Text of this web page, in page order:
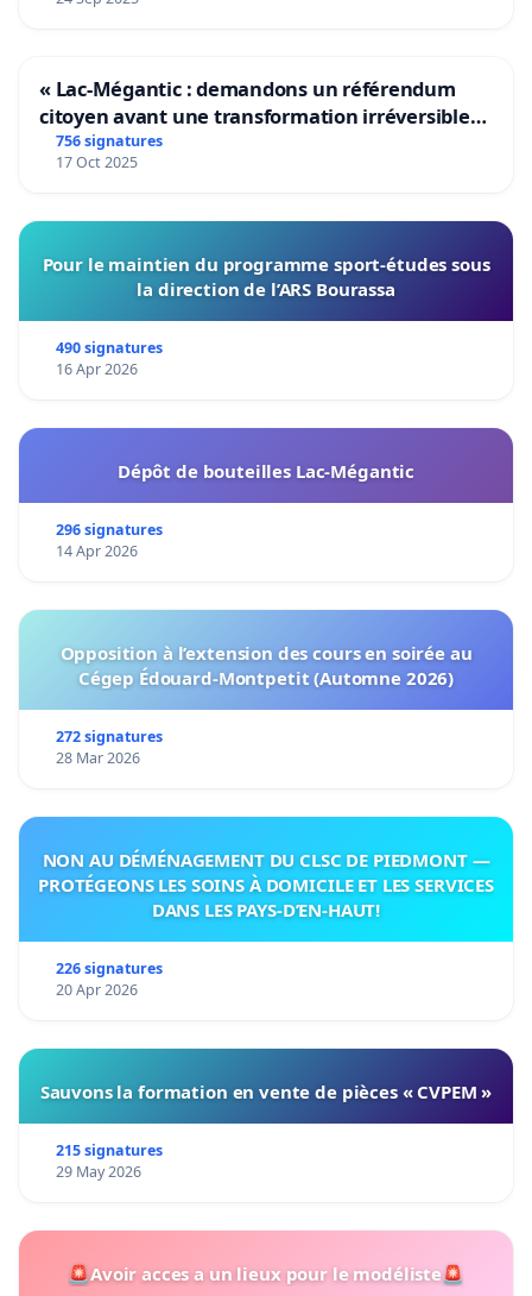
« Lac-Mégantic : demandons un référendum
citoyen avant une transformation irréversible
de notre territoire »
756 signatures
17 Oct 2025
Pour le maintien du programme sport-études sous
la direction de l’ARS Bourassa
490 signatures
16 Apr 2026
Dépôt de bouteilles Lac-Mégantic
296 signatures
14 Apr 2026
Opposition à l’extension des cours en soirée au
Cégep Édouard-Montpetit (Automne 2026)
272 signatures
28 Mar 2026
NON AU DÉMÉNAGEMENT DU CLSC DE PIEDMONT —
PROTÉGEONS LES SOINS À DOMICILE ET LES SERVICES
DANS LES PAYS-D’EN-HAUT!
226 signatures
20 Apr 2026
Sauvons la formation en vente de pièces « CVPEM »
215 signatures
29 May 2026
🚨Avoir acces a un lieux pour le modéliste🚨